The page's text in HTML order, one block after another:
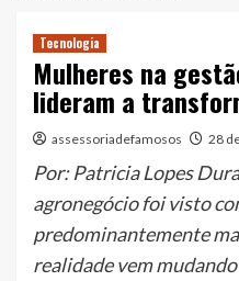
Tecnologia
Mulheres na
lideram a
assessoriadefamosos 28
Por: Patricia Lopes
agronegócio foi visto
predominantemente
realidade vem